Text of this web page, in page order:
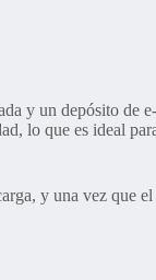
y un depósito de
lo que es ideal
y una vez que